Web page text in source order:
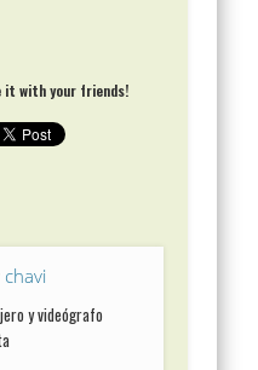
it with your friends!
chavi
y videógrafo